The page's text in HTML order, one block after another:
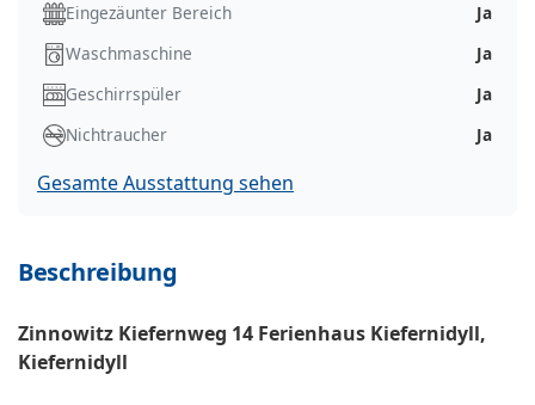
Eingezäunter Bereich
Ja
Waschmaschine
Ja
Geschirrspüler
Ja
Nichtraucher
Ja
Gesamte Ausstattung sehen
Beschreibung
Zinnowitz Kiefernweg 14 Ferienhaus Kiefernidyll,
Kiefernidyll